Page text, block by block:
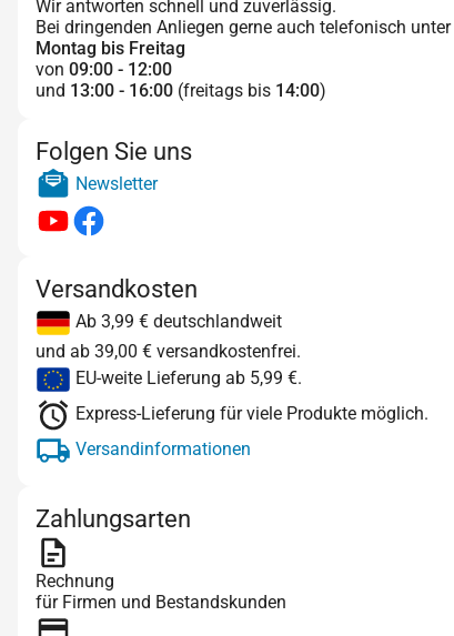
Wir antworten schnell und zuverlässig.
Bei dringenden Anliegen gerne auch telefonisch unter
Montag bis Freitag
von 09:00 - 12:00
und 13:00 - 16:00 (freitags bis 14:00)
Folgen Sie uns
Newsletter
Versandkosten
Ab 3,99 € deutschlandweit
und ab 39,00 € versandkostenfrei.
EU-weite Lieferung ab 5,99 €.
Express-Lieferung für viele Produkte möglich.
Versandinformationen
Zahlungsarten
Rechnung
für Firmen und Bestandskunden